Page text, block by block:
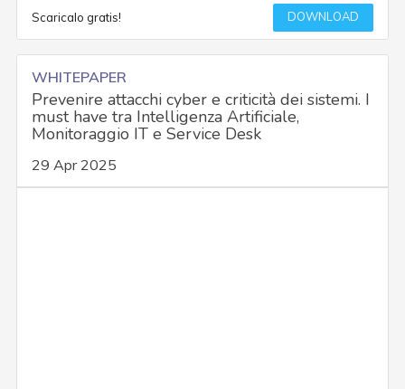
Scaricalo gratis! DOWNLOAD
WHITEPAPER
Prevenire attacchi cyber e criticità dei sistemi. I
must have tra Intelligenza Artificiale,
Monitoraggio IT e Service Desk
29 Apr 2025